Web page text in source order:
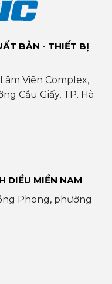
BẢN - THIẾT BỊ
Viên Complex,
Cầu Giấy, TP. Hà
DIỀU MIỀN NAM
Phong, phường